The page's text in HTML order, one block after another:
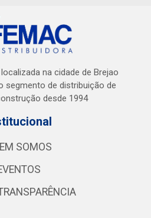
na cidade de Brejao
segmento de distribuição de
desde 1994
SOMOS